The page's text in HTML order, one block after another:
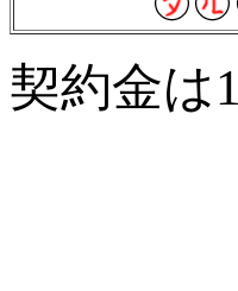
契約金